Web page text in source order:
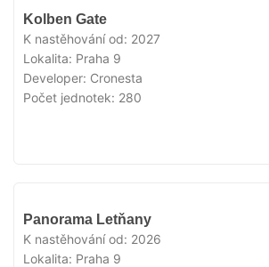
Kolben Gate
K nastěhování od: 2027
Lokalita: Praha 9
Developer: Cronesta
Počet jednotek: 280
Panorama Letňany
K nastěhování od: 2026
Lokalita: Praha 9